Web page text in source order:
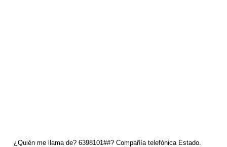
¿Quién me llama de? 6398101##? Compañía telefónica Estado.